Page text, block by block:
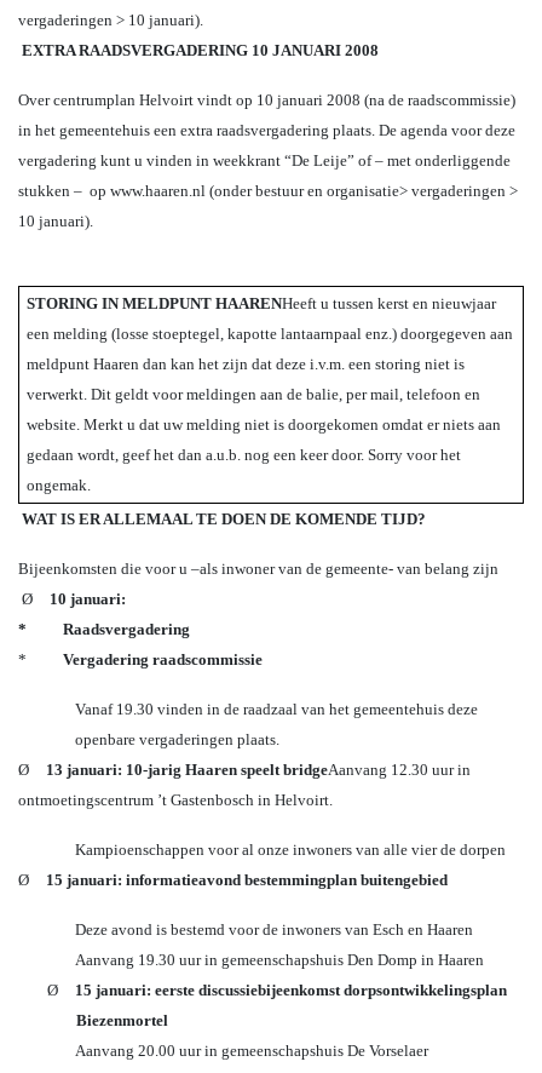
vergaderingen > 10 januari).
EXTRA RAADSVERGADERING 10 JANUARI 2008
Over centrumplan Helvoirt vindt op 10 januari 2008 (na de raadscommissie)
in het gemeentehuis een extra raadsvergadering plaats. De agenda voor deze
vergadering kunt u vinden in weekkrant “De Leije” of – met onderliggende
stukken – op www.haaren.nl (onder bestuur en organisatie> vergaderingen >
10 januari).
STORING IN MELDPUNT HAARENHeeft u tussen kerst en nieuwjaar
een melding (losse stoeptegel, kapotte lantaarnpaal enz.) doorgegeven aan
meldpunt Haaren dan kan het zijn dat deze i.v.m. een storing niet is
verwerkt. Dit geldt voor meldingen aan de balie, per mail, telefoon en
website. Merkt u dat uw melding niet is doorgekomen omdat er niets aan
gedaan wordt, geef het dan a.u.b. nog een keer door. Sorry voor het
ongemak.
WAT IS ER ALLEMAAL TE DOEN DE KOMENDE TIJD?
Bijeenkomsten die voor u –als inwoner van de gemeente- van belang zijn
Ø
10 januari:
*
Raadsvergadering
*
Vergadering raadscommissie
Vanaf 19.30 vinden in de raadzaal van het gemeentehuis deze
openbare vergaderingen plaats.
Ø
13 januari: 10-jarig Haaren speelt bridgeAanvang 12.30 uur in
ontmoetingscentrum ’t Gastenbosch in Helvoirt.
Kampioenschappen voor al onze inwoners van alle vier de dorpen
Ø
15 januari: informatieavond bestemmingplan buitengebied
Deze avond is bestemd voor de inwoners van Esch en Haaren
Aanvang 19.30 uur in gemeenschapshuis Den Domp in Haaren
Ø
15 januari: eerste discussiebijeenkomst dorpsontwikkelingsplan
Biezenmortel
Aanvang 20.00 uur in gemeenschapshuis De Vorselaer